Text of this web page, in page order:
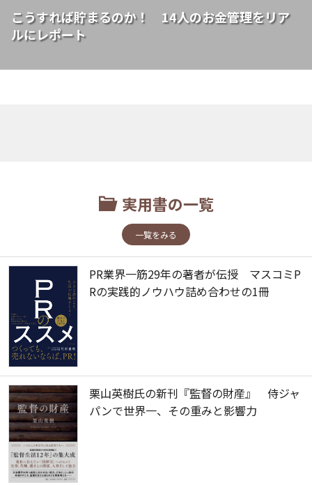
こうすれば貯まるのか！ 14人のお金管理をリア
ルにレポート
実用書の一覧
一覧をみる
PR業界一筋29年の著者が伝授 マスコミP
Rの実践的ノウハウ詰め合わせの1冊
栗山英樹氏の新刊『監督の財産』 侍ジャ
パンで世界一、その重みと影響力